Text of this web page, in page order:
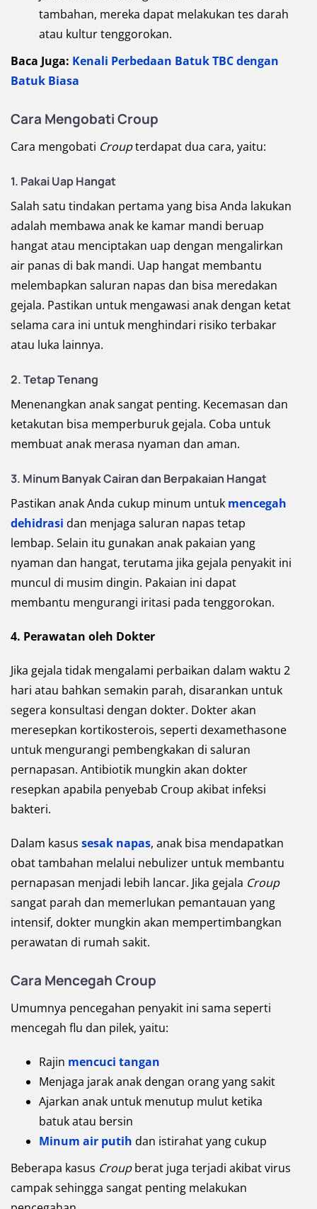
tambahan, mereka dapat melakukan tes darah
atau kultur tenggorokan.
Baca Juga: Kenali Perbedaan Batuk TBC dengan
Batuk Biasa
Cara Mengobati Croup
Cara mengobati Croupterdapat dua cara, yaitu:
1. Pakai Uap Hangat
Salah satu tindakan pertama yang bisa Anda lakukan
adalah membawa anak ke kamar mandi beruap
hangat atau menciptakan uap dengan mengalirkan
air panas di bak mandi. Uap hangat membantu
melembapkan saluran napas dan bisa meredakan
gejala. Pastikan untuk mengawasi anak dengan ketat
selama cara ini untuk menghindari risiko terbakar
atau luka lainnya.
2. Tetap Tenang
Menenangkan anak sangat penting. Kecemasan dan
ketakutan bisa memperburuk gejala. Coba untuk
membuat anak merasa nyaman dan aman.
3. Minum Banyak Cairan dan Berpakaian Hangat
Pastikan anak Anda cukup minum untuk mencegah
dehidrasi dan menjaga saluran napas tetap
lembap. Selain itu gunakan anak pakaian yang
nyaman dan hangat, terutama jika gejala penyakit ini
muncul di musim dingin. Pakaian ini dapat
membantu mengurangi iritasi pada tenggorokan.
4. Perawatan oleh Dokter
Jika gejala tidak mengalami perbaikan dalam waktu 2
hari atau bahkan semakin parah, disarankan untuk
segera konsultasi dengan dokter. Dokter akan
meresepkan kortikosterois, seperti dexamethasone
untuk mengurangi pembengkakan di saluran
pernapasan. Antibiotik mungkin akan dokter
resepkan apabila penyebab Croup akibat infeksi
bakteri.
Dalam kasus sesak napas, anak bisa mendapatkan
obat tambahan melalui nebulizer untuk membantu
pernapasan menjadi lebih lancar. Jika gejala Croup
sangat parah dan memerlukan pemantauan yang
intensif, dokter mungkin akan mempertimbangkan
perawatan di rumah sakit.
Cara Mencegah Croup
Umumnya pencegahan penyakit ini sama seperti
mencegah flu dan pilek, yaitu:
Rajin mencuci tangan
Menjaga jarak anak dengan orang yang sakit
Ajarkan anak untuk menutup mulut ketika
batuk atau bersin
Minum air putih dan istirahat yang cukup
Beberapa kasus Croupberat juga terjadi akibat virus
campak sehingga sangat penting melakukan